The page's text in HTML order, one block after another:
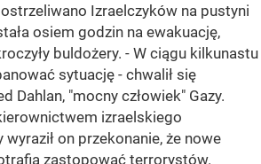
Izraelczyków na pustyni
osiem godzin na ewakuację,
buldożery. - W ciągu kilkunastu
sytuację - chwalił się
Dahlan, "mocny człowiek" Gazy.
izraelskiego
on przekonanie, że nowe
zastopować terrorystów.